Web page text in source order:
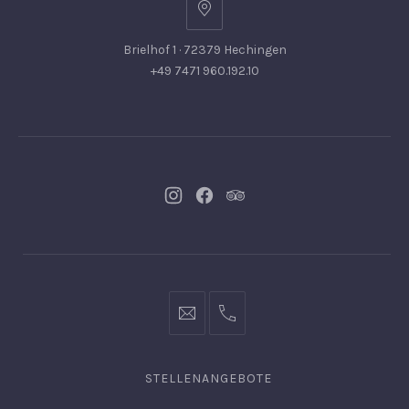
Brielhof 1 · 72379 Hechingen
+49 7471 960.192.10
NeuesNeuesNeues
info@hofgut-0049747196019210
STELLENANGEBOTE